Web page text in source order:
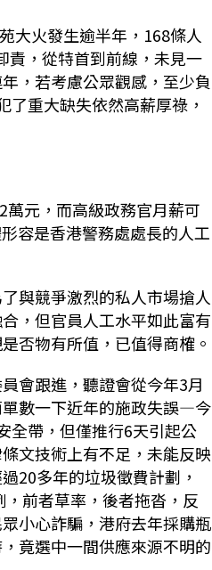
大火發生逾半年，168條人
責，從特首到前線，未見一
，若考慮公眾觀感，至少負
重大缺失依然高薪厚祿，
元，而高級政務官月薪可
容是香港警務處處長的人工
與競爭激烈的私人市場搶人
，但官員人工水平如此富有
否物有所值，已值得商榷。
會跟進，聽證會從今年3月
數一下近年的施政失誤—今
全帶，但僅推行6天引起公
文技術上有不足，未能反映
20多年的垃圾徵費計劃，
前者草率，後者拖沓，反
小心詐騙，港府去年採購瓶
竟選中一間供應來源不明的